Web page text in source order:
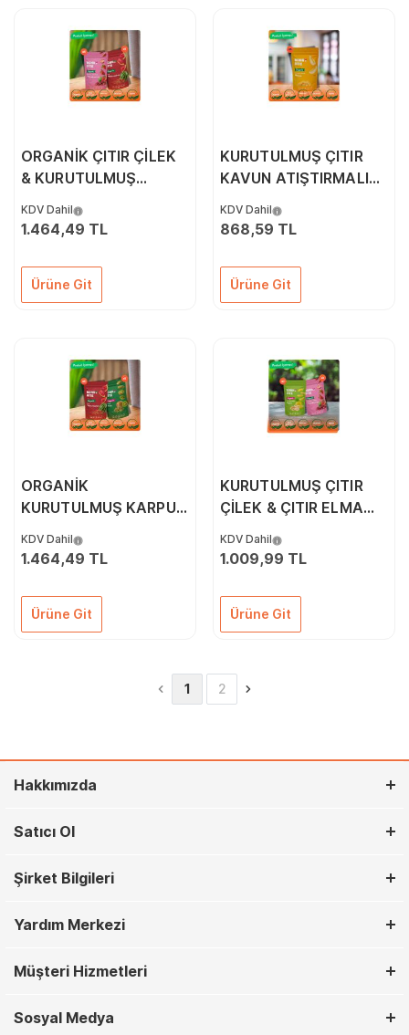
ORGANİK ÇITIR ÇİLEK
& KURUTULMUŞ
KDV Dahil
1.464,49 TL
Ürüne Git
KURUTULMUŞ ÇITIR
KAVUN ATIŞTIRMALIĞI
KDV Dahil
868,59 TL
Ürüne Git
ORGANİK
KURUTULMUŞ KARPUZ
10'LU PAKETİ
KDV Dahil
1.464,49 TL
Ürüne Git
KURUTULMUŞ ÇITIR
ÇİLEK & ÇITIR ELMA
KDV Dahil
1.009,99 TL
Ürüne Git
1 2
Hakkımızda
Satıcı Ol
Şirket Bilgileri
Yardım Merkezi
Müşteri Hizmetleri
Sosyal Medya